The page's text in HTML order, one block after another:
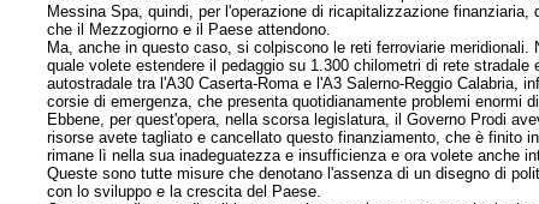
Messina Spa, quindi, per l'operazione di ricapitalizzazione
che il Mezzogiorno e il Paese attendono.
Ma, anche in questo caso, si colpiscono le reti ferroviarie
quale volete estendere il pedaggio su 1.300 chilometri di rete
autostradale tra l'A30 Caserta-Roma e l'A3 Salerno-Reggio Calabria,
corsie di emergenza, che presenta quotidianamente problemi enormi
Ebbene, per quest'opera, nella scorsa legislatura, il Governo Prodi
risorse avete tagliato e cancellato questo finanziamento, che è finito
rimane lì nella sua inadeguatezza e insufficienza e ora volete anche
Queste sono tutte misure che denotano l'assenza di un disegno di
con lo sviluppo e la crescita del Paese.